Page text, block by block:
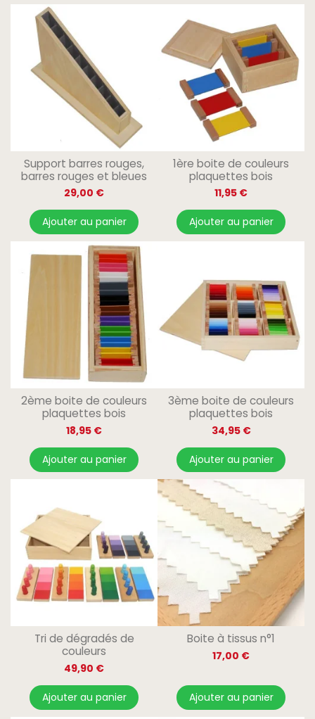
Support barres rouges,
barres rouges et bleues
29,00 €
Ajouter au panier
1ère boite de couleurs
plaquettes bois
11,95 €
Ajouter au panier
2ème boite de couleurs
plaquettes bois
18,95 €
Ajouter au panier
3ème boite de couleurs
plaquettes bois
34,95 €
Ajouter au panier
Tri de dégradés de
couleurs
49,90 €
Ajouter au panier
Boite à tissus n°1
17,00 €
Ajouter au panier